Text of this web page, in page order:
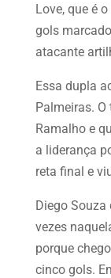
Love, que é
gols
atacante
Essa dupla
Palmeiras.
Ramalho e
a liderança
reta final e
Diego
vezes
porque
cinco gols.